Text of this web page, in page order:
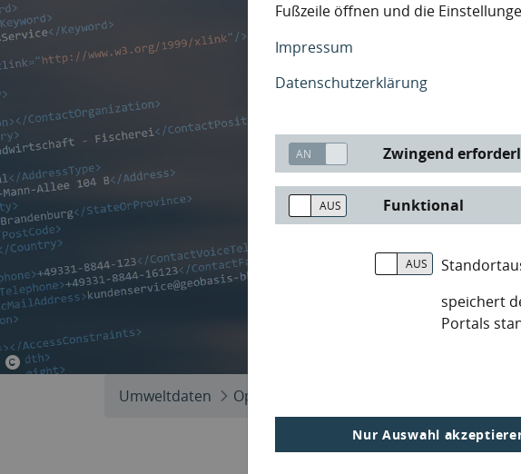
© nupsik284 - Fotolia.com
Umweltdaten
Open Data
Fußzeile öffnen und die
Impressum
Datenschutzerklärung
Zwingend
Funktional
speichert
Portals
Nur Auswahl